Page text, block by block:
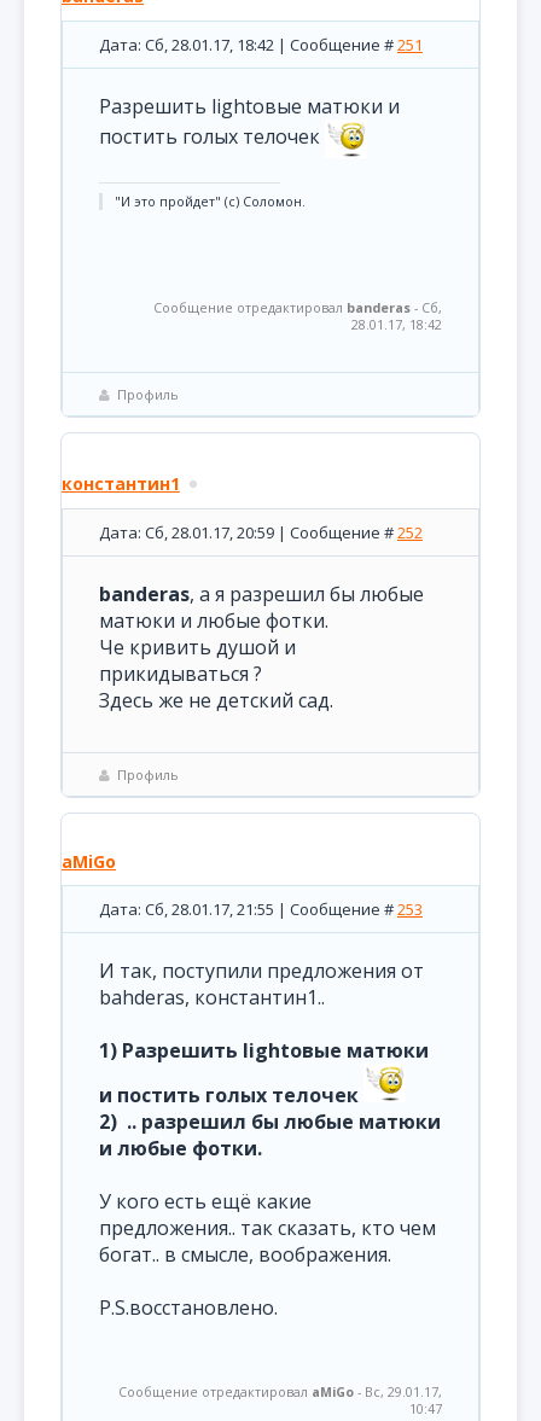
Дата: Сб, 28.01.17, 18:42 | Сообщение #251
Разрешить lightовые матюки и
постить голых телочек
"И это пройдет" (с) Соломон.
Сообщение отредактировал banderas - Сб,
28.01.17, 18:42
Профиль
константин1
Дата: Сб, 28.01.17, 20:59 | Сообщение #252
banderas, а я разрешил бы любые
матюки и любые фотки.
Че кривить душой и
прикидываться ?
Здесь же не детский сад.
Профиль
aMiGo
Дата: Сб, 28.01.17, 21:55 | Сообщение #253
И так, поступили предложения от
bahderas, константин1..
1) Разрешить lightовые матюки
и постить голых телочек
2) .. разрешил бы любые матюки
и любые фотки.
У кого есть ещё какие
предложения.. так сказать, кто чем
богат.. в смысле, воображения.
P.S.восстановлено.
Сообщение отредактировал aMiGo - Вс, 29.01.17,
10:47